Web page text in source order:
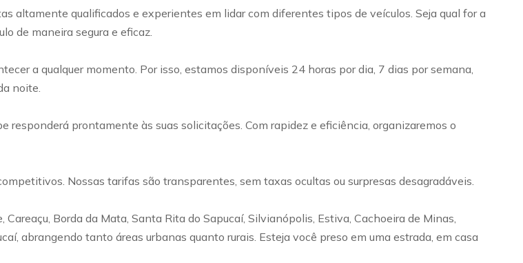
altamente qualificados e experientes em lidar com diferentes tipos de veículos. Seja qual for a
de maneira segura e eficaz.
a qualquer momento. Por isso, estamos disponíveis 24 horas por dia, 7 dias por semana,
noite.
prontamente às suas solicitações. Com rapidez e eficiência, organizaremos o
Nossas tarifas são transparentes, sem taxas ocultas ou surpresas desagradáveis.
Borda da Mata, Santa Rita do Sapucaí, Silvianópolis, Estiva, Cachoeira de Minas,
abrangendo tanto áreas urbanas quanto rurais. Esteja você preso em uma estrada, em casa